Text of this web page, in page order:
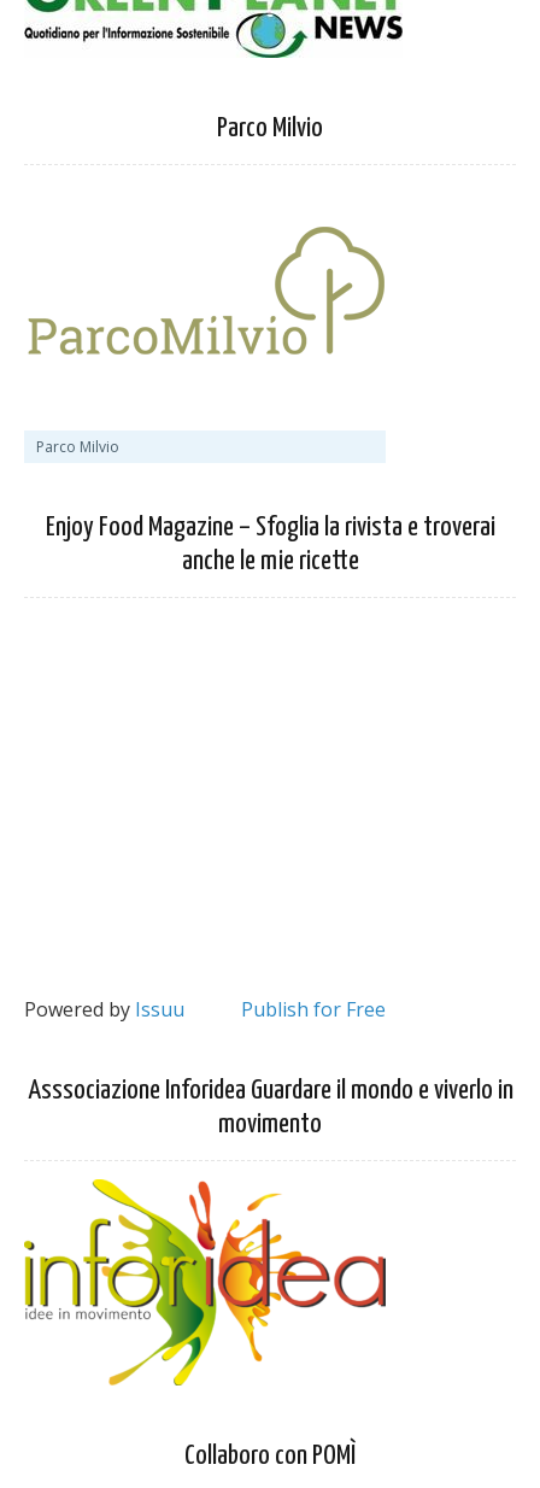
Parco Milvio
Parco Milvio
Enjoy Food Magazine – Sfoglia la rivista e troverai
anche le mie ricette
Powered by Issuu Publish for Free
Asssociazione Inforidea Guardare il mondo e viverlo in
movimento
Collaboro con POMÌ